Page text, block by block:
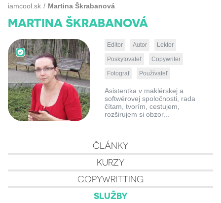
iamcool.sk Martina Škrabanová
MARTINA ŠKRABANOVÁ
Editor Autor Lektor
Poskytovateľ Copywriter
Fotograf Používateľ
Asistentka v maklérskej a
softwérovej spoločnosti, rada
čítam, tvorím, cestujem,
rozširujem si obzor...
ČLÁNKY
KURZY
COPYWRITTING
SLUŽBY